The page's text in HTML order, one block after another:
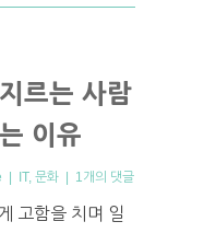
르는 사람
이유
| IT, 문화 | 1개의 댓글
고함을 치며 일